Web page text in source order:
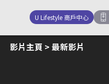
U Lifestyle 商戶中心
影片主頁 > 最新影片